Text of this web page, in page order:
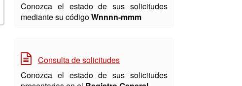
Conozca el estado de sus solicitudes
mediante su códigoWnnnn-mmm
Consulta de solicitudes
Conozca el estado de sus solicitudes